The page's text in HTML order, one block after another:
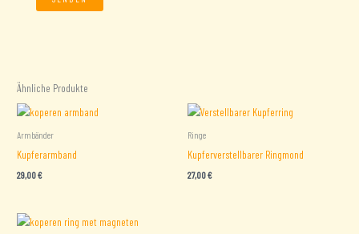
Ähnliche Produkte
Armbänder
Kupferarmband
29,00€
Ringe
Kupferverstellbarer Ringmond
27,00€